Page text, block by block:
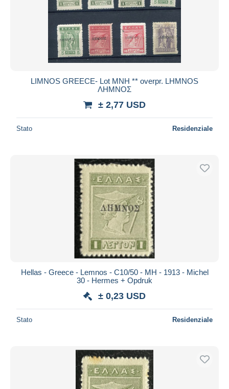
LIMNOS GREECE- Lot ΜΝΗ ** overpr. LHMNOS
ΛΗΜΝΟΣ
± 2,77 USD
Stato Residenziale
Hellas - Greece - Lemnos - C10/50 - MH - 1913 - Michel
30 - Hermes + Opdruk
± 0,23 USD
Stato Residenziale